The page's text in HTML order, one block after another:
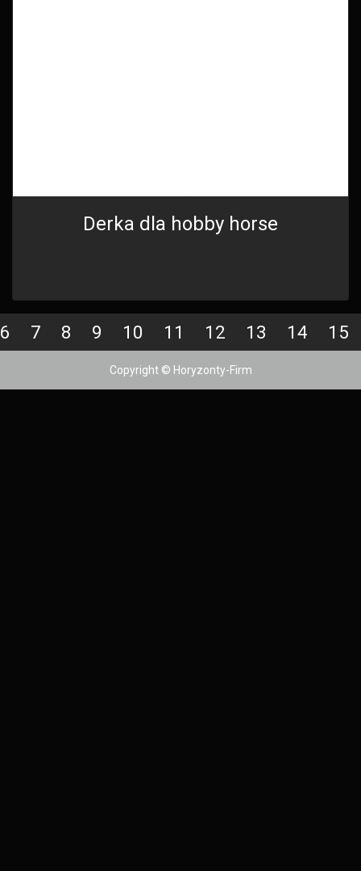
Derka dla hobby horse
6 7 8 9 10 11 12 13 14 15
Copyright © Horyzonty-Firm